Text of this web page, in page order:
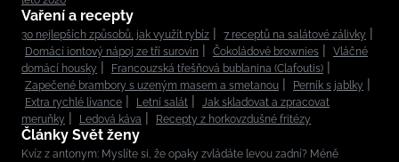
Vaření a recepty
30 nejlepších způsobů, jak využít rybíz
7 receptů na salátové zálivky
Domácí iontový nápoj ze tří surovin
Čokoládové brownies
Vláčné
domácí housky
Francouzská třešňová bublanina (Clafoutis)
Zapečené brambory s uzeným masem a smetanou
Perník s jablky
Extra rychlé lívance
Letní salát
Jak skladovat a zpracovat
meruňky
Ledová káva Recepty z horkovzdušné fritézy
Články Svět ženy
Kvíz z antonym: Myslíte si, že opaky zvládáte levou zadní? Méně